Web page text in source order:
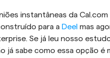
instantâneas da Cal.com
para a Deel mas
Se já leu nosso
sabe como essa opção é